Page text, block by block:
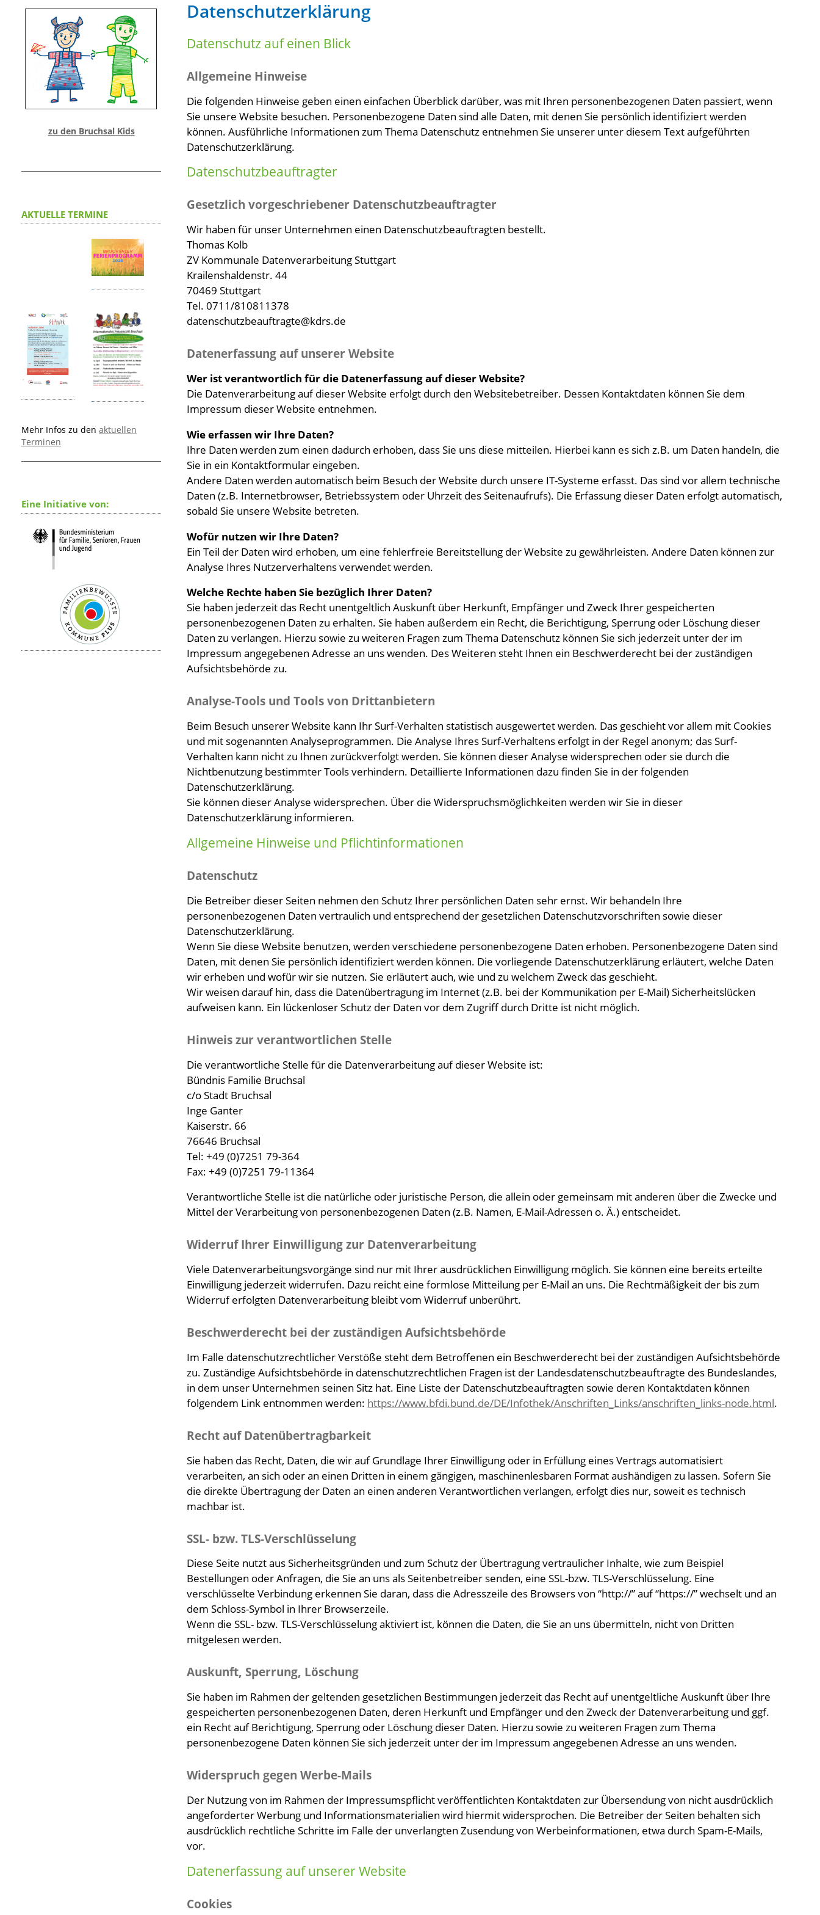
zu den Bruchsal Kids
AKTUELLE TERMINE
Mehr Infos zu den aktuellen
Terminen
Eine Initiative von:
Datenschutz­erklärung
Datenschutz auf einen Blick
Allgemeine Hinweise
Die folgenden Hinweise geben einen einfachen Überblick darüber, was mit Ihren personenbezogenen Daten passiert, wenn
Sie unsere Website besuchen. Personenbezogene Daten sind alle Daten, mit denen Sie persönlich identifiziert werden
können. Ausführliche Informationen zum Thema Datenschutz entnehmen Sie unserer unter diesem Text aufgeführten
Datenschutzerklärung.
Datenschutz­beauftragter
Gesetzlich vorgeschriebener Datenschutz­beauftragter
Wir haben für unser Unternehmen einen Datenschutzbeauftragten bestellt.
Thomas Kolb
ZV Kommunale Datenverarbeitung Stuttgart
Krailenshaldenstr. 44
70469 Stuttgart
Tel. 0711/810811378
datenschutzbeauftragte@kdrs.de
Datenerfassung auf unserer Website
Wer ist verantwortlich für die Datenerfassung auf dieser Website?
Die Datenverarbeitung auf dieser Website erfolgt durch den Websitebetreiber. Dessen Kontaktdaten können Sie dem
Impressum dieser Website entnehmen.
Wie erfassen wir Ihre Daten?
Ihre Daten werden zum einen dadurch erhoben, dass Sie uns diese mitteilen. Hierbei kann es sich z.B. um Daten handeln, die
Sie in ein Kontaktformular eingeben.
Andere Daten werden automatisch beim Besuch der Website durch unsere IT-Systeme erfasst. Das sind vor allem technische
Daten (z.B. Internetbrowser, Betriebssystem oder Uhrzeit des Seitenaufrufs). Die Erfassung dieser Daten erfolgt automatisch,
sobald Sie unsere Website betreten.
Wofür nutzen wir Ihre Daten?
Ein Teil der Daten wird erhoben, um eine fehlerfreie Bereitstellung der Website zu gewährleisten. Andere Daten können zur
Analyse Ihres Nutzerverhaltens verwendet werden.
Welche Rechte haben Sie bezüglich Ihrer Daten?
Sie haben jederzeit das Recht unentgeltlich Auskunft über Herkunft, Empfänger und Zweck Ihrer gespeicherten
personenbezogenen Daten zu erhalten. Sie haben außerdem ein Recht, die Berichtigung, Sperrung oder Löschung dieser
Daten zu verlangen. Hierzu sowie zu weiteren Fragen zum Thema Datenschutz können Sie sich jederzeit unter der im
Impressum angegebenen Adresse an uns wenden. Des Weiteren steht Ihnen ein Beschwerderecht bei der zuständigen
Aufsichtsbehörde zu.
Analyse-Tools und Tools von Drittanbietern
Beim Besuch unserer Website kann Ihr Surf-Verhalten statistisch ausgewertet werden. Das geschieht vor allem mit Cookies
und mit sogenannten Analyseprogrammen. Die Analyse Ihres Surf-Verhaltens erfolgt in der Regel anonym; das Surf-
Verhalten kann nicht zu Ihnen zurückverfolgt werden. Sie können dieser Analyse widersprechen oder sie durch die
Nichtbenutzung bestimmter Tools verhindern. Detaillierte Informationen dazu finden Sie in der folgenden
Datenschutzerklärung.
Sie können dieser Analyse widersprechen. Über die Widerspruchsmöglichkeiten werden wir Sie in dieser
Datenschutzerklärung informieren.
Allgemeine Hinweise und Pflichtinformationen
Datenschutz
Die Betreiber dieser Seiten nehmen den Schutz Ihrer persönlichen Daten sehr ernst. Wir behandeln Ihre
personenbezogenen Daten vertraulich und entsprechend der gesetzlichen Datenschutzvorschriften sowie dieser
Datenschutzerklärung.
Wenn Sie diese Website benutzen, werden verschiedene personenbezogene Daten erhoben. Personenbezogene Daten sind
Daten, mit denen Sie persönlich identifiziert werden können. Die vorliegende Datenschutzerklärung erläutert, welche Daten
wir erheben und wofür wir sie nutzen. Sie erläutert auch, wie und zu welchem Zweck das geschieht.
Wir weisen darauf hin, dass die Datenübertragung im Internet (z.B. bei der Kommunikation per E-Mail) Sicherheitslücken
aufweisen kann. Ein lückenloser Schutz der Daten vor dem Zugriff durch Dritte ist nicht möglich.
Hinweis zur verantwortlichen Stelle
Die verantwortliche Stelle für die Datenverarbeitung auf dieser Website ist:
Bündnis Familie Bruchsal
c/o Stadt Bruchsal
Inge Ganter
Kaiserstr. 66
76646 Bruchsal
Tel: +49 (0)7251 79-364
Fax: +49 (0)7251 79-11364
Verantwortliche Stelle ist die natürliche oder juristische Person, die allein oder gemeinsam mit anderen über die Zwecke und
Mittel der Verarbeitung von personenbezogenen Daten (z.B. Namen, E-Mail-Adressen o. Ä.) entscheidet.
Widerruf Ihrer Einwilligung zur Datenverarbeitung
Viele Datenverarbeitungsvorgänge sind nur mit Ihrer ausdrücklichen Einwilligung möglich. Sie können eine bereits erteilte
Einwilligung jederzeit widerrufen. Dazu reicht eine formlose Mitteilung per E-Mail an uns. Die Rechtmäßigkeit der bis zum
Widerruf erfolgten Datenverarbeitung bleibt vom Widerruf unberührt.
Beschwerderecht bei der zuständigen Aufsichtsbehörde
Im Falle datenschutzrechtlicher Verstöße steht dem Betroffenen ein Beschwerderecht bei der zuständigen Aufsichtsbehörde
zu. Zuständige Aufsichtsbehörde in datenschutzrechtlichen Fragen ist der Landesdatenschutzbeauftragte des Bundeslandes,
in dem unser Unternehmen seinen Sitz hat. Eine Liste der Datenschutzbeauftragten sowie deren Kontaktdaten können
folgendem Link entnommen werden: https://www.bfdi.bund.de/DE/Infothek/Anschriften_Links/anschriften_links-node.html.
Recht auf Datenübertragbarkeit
Sie haben das Recht, Daten, die wir auf Grundlage Ihrer Einwilligung oder in Erfüllung eines Vertrags automatisiert
verarbeiten, an sich oder an einen Dritten in einem gängigen, maschinenlesbaren Format aushändigen zu lassen. Sofern Sie
die direkte Übertragung der Daten an einen anderen Verantwortlichen verlangen, erfolgt dies nur, soweit es technisch
machbar ist.
SSL- bzw. TLS-Verschlüsselung
Diese Seite nutzt aus Sicherheitsgründen und zum Schutz der Übertragung vertraulicher Inhalte, wie zum Beispiel
Bestellungen oder Anfragen, die Sie an uns als Seitenbetreiber senden, eine SSL-bzw. TLS-Verschlüsselung. Eine
verschlüsselte Verbindung erkennen Sie daran, dass die Adresszeile des Browsers von “http://” auf “https://” wechselt und an
dem Schloss-Symbol in Ihrer Browserzeile.
Wenn die SSL- bzw. TLS-Verschlüsselung aktiviert ist, können die Daten, die Sie an uns übermitteln, nicht von Dritten
mitgelesen werden.
Auskunft, Sperrung, Löschung
Sie haben im Rahmen der geltenden gesetzlichen Bestimmungen jederzeit das Recht auf unentgeltliche Auskunft über Ihre
gespeicherten personenbezogenen Daten, deren Herkunft und Empfänger und den Zweck der Datenverarbeitung und ggf.
ein Recht auf Berichtigung, Sperrung oder Löschung dieser Daten. Hierzu sowie zu weiteren Fragen zum Thema
personenbezogene Daten können Sie sich jederzeit unter der im Impressum angegebenen Adresse an uns wenden.
Widerspruch gegen Werbe-Mails
Der Nutzung von im Rahmen der Impressumspflicht veröffentlichten Kontaktdaten zur Übersendung von nicht ausdrücklich
angeforderter Werbung und Informationsmaterialien wird hiermit widersprochen. Die Betreiber der Seiten behalten sich
ausdrücklich rechtliche Schritte im Falle der unverlangten Zusendung von Werbeinformationen, etwa durch Spam-E-Mails,
vor.
Datenerfassung auf unserer Website
Cookies